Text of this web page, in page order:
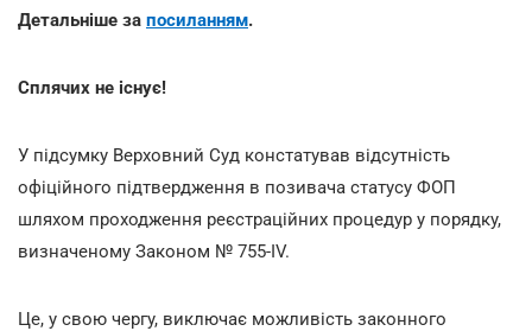
Детальніше за посиланням.
Сплячих не існує!
У підсумку Верховний Суд констатував відсутність
офіційного підтвердження в позивача статусу ФОП
шляхом проходження реєстраційних процедур у порядку,
визначеному Законом № 755-IV.
Це, у свою чергу, виключає можливість законного